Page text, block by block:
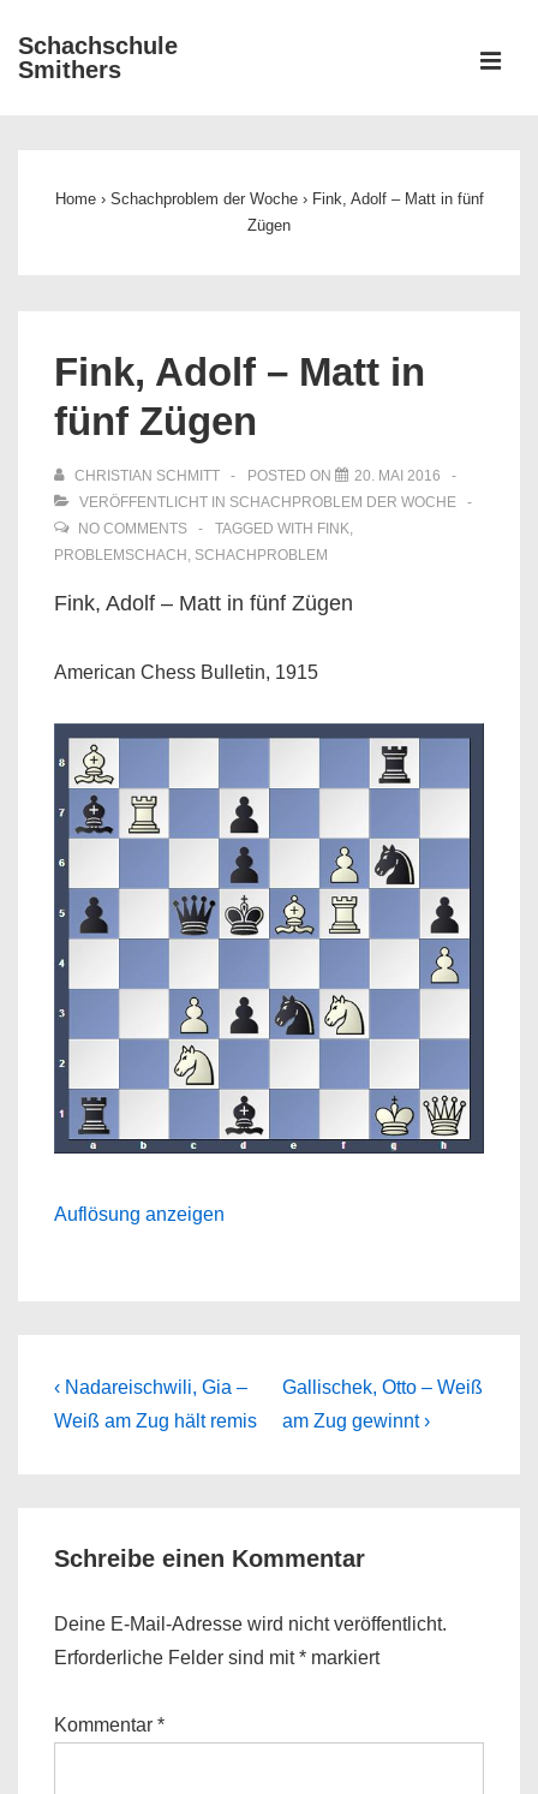
Zum
Inhalt
Schachschule
Smithers
Home › Schachproblem der Woche › Fink, Adolf – Matt in fünf
Zügen
Fink, Adolf – Matt in
fünf Zügen
CHRISTIAN SCHMITT POSTED ON
20. MAI 2016
VERÖFFENTLICHT IN SCHACHPROBLEM DER WOCHE
NO COMMENTS
TAGGED WITH FINK,
PROBLEMSCHACH , SCHACHPROBLEM
Fink, Adolf – Matt in fünf Zügen
American Chess Bulletin, 1915
Auflösung anzeigen
Beitragsnavigation
Previous
Post
‹ Nadareischwili, Gia –
Weiß am Zug hält remis
Next
Post
Gallischek, Otto – Weiß
am Zug gewinnt ›
Schreibe einen Kommentar
Deine E-Mail-Adresse wird nicht veröffentlicht.
Erforderliche Felder sind mit* markiert
Kommentar *